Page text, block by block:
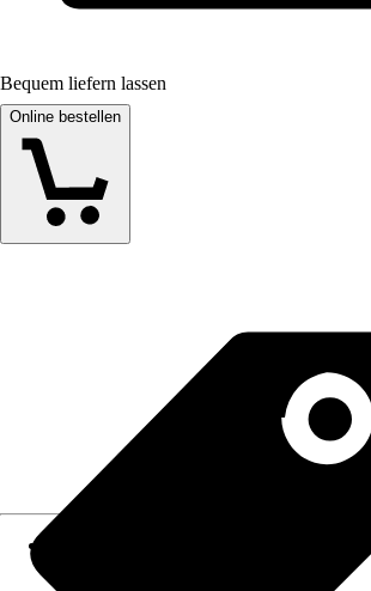
Bequem liefern lassen
Online bestellen